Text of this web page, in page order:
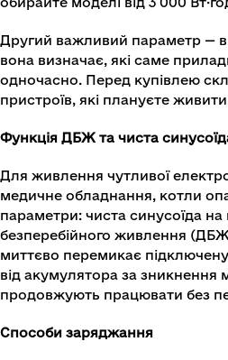
Другий важливий параметр —
вона визначає, які саме
одночасно. Перед купівлею
пристроїв, які плануєте
Функція ДБЖ та чиста
Для живлення чутливої
медичне обладнання, котли
параметри: чиста синусоїда на
безперебійного живлення
миттєво перемикає
від акумулятора за зникнення
продовжують працювати без
Способи заряджання